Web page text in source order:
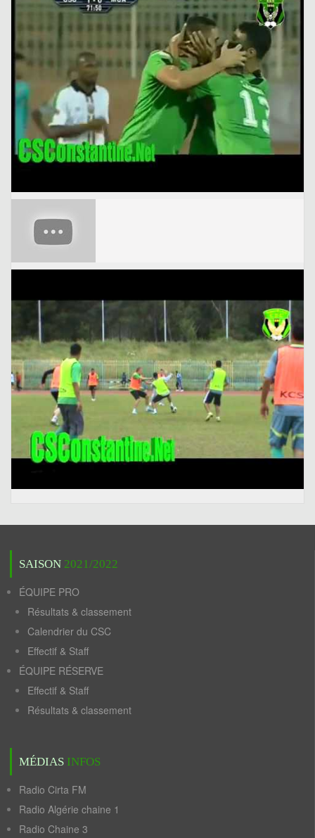
SAISON 2021/2022
ÉQUIPE PRO
Résultats & classement
Calendrier du CSC
Effectif & Staff
ÉQUIPE RÉSERVE
Effectif & Staff
Résultats & classement
MÉDIAS INFOS
Radio Cirta FM
Radio Algérie chaine 1
Radio Chaine 3